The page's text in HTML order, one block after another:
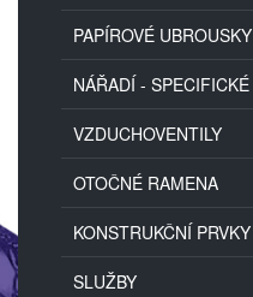
PAPÍROVÉ UBROUSKY
NÁŘADÍ - SPECIFICKÉ
VZDUCHOVENTILY
OTOČNÉ RAMENA
KONSTRUKČNÍ PRVKY
SLUŽBY